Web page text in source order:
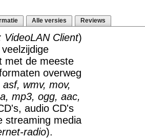
Alle versies Reviews
VideoLAN Client)
met de meeste
overweg
wmv, mov,
mp3, ogg, aac,
audio CD's
streaming media
radio).